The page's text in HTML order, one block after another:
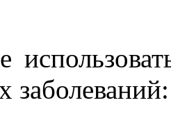
заболеваний: